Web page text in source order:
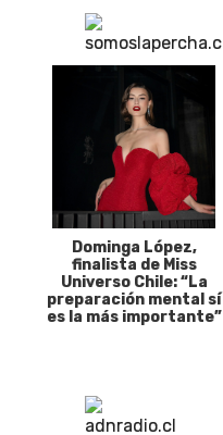
Dominga López,
finalista de Miss
Universo Chile: “La
preparación mental sí
es la más importante”